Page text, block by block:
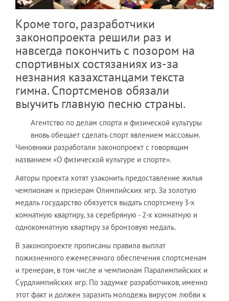
Кроме того, разработчики
законопроекта решили раз и
навсегда покончить с позором на
спортивных состязаниях из-за
незнания казахстанцами текста
гимна. Спортсменов обязали
выучить главную песню страны.
Агентство по делам спорта и физической культуры
вновь обещает сделать спорт явлением массовым.
Чиновники разработали законопроект с говорящим
названием «О физической культуре и спорте».
Авторы проекта хотят узаконить предоставление жилья
чемпионам и призерам Олимпийских игр. За золотую
медаль государство обязуется выдать спортсмену 3-х
комнатную квартиру, за серебряную - 2-х комнатную и
однокомнатную квартиру за бронзовую медаль.
В законопроекте прописаны правила выплат
пожизненного ежемесячного обеспечения спортсменам
и тренерам, в том числе и чемпионам Паралимпийских и
Сурдлимпийских игр. По задумке разработчиков, именно
этот факт и должен заразить молодежь вирусом любви к